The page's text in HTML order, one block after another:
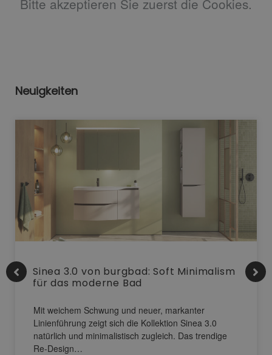
Neuigkeiten
Sinea 3.0 von burgbad: Soft Minimalism
für das moderne Bad
Mit weichem Schwung und neuer, markanter
Linienführung zeigt sich die Kollektion Sinea 3.0
natürlich und minimalistisch zugleich. Das trendige
Re-Design…